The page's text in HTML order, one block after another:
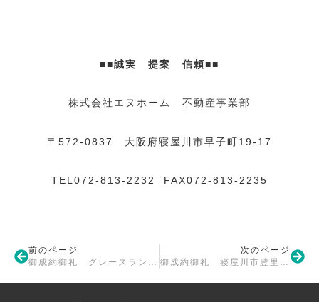
■■誠実 提案 信頼■■
株式会社エヌホーム 不動産事業部
〒572-0837 大阪府寝屋川市早子町19-17
TEL072-813-2232 FAX072-813-2235
前のページ
次のページ